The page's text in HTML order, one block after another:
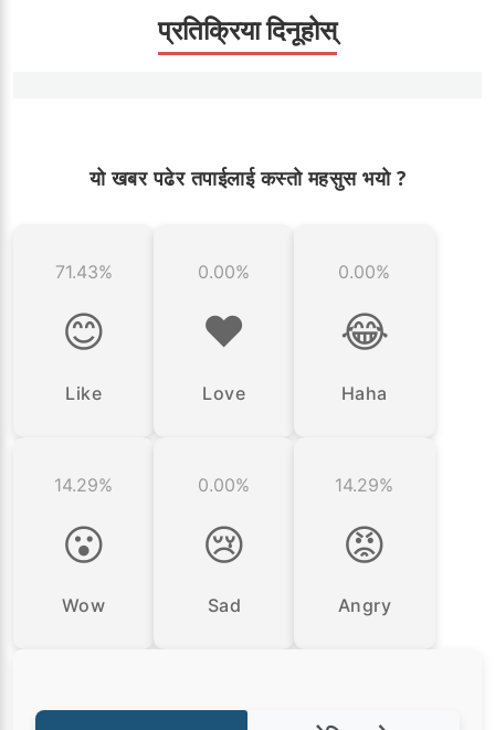
प्रतिक्रिया दिनूहोस्
यो खबर पढेर तपाईलाई कस्तो महसुस भयो ?
71.43%
😊
Like
0.00%
❤️
Love
0.00%
😂
Haha
14.29%
😮
Wow
0.00%
😢
Sad
14.29%
😡
Angry